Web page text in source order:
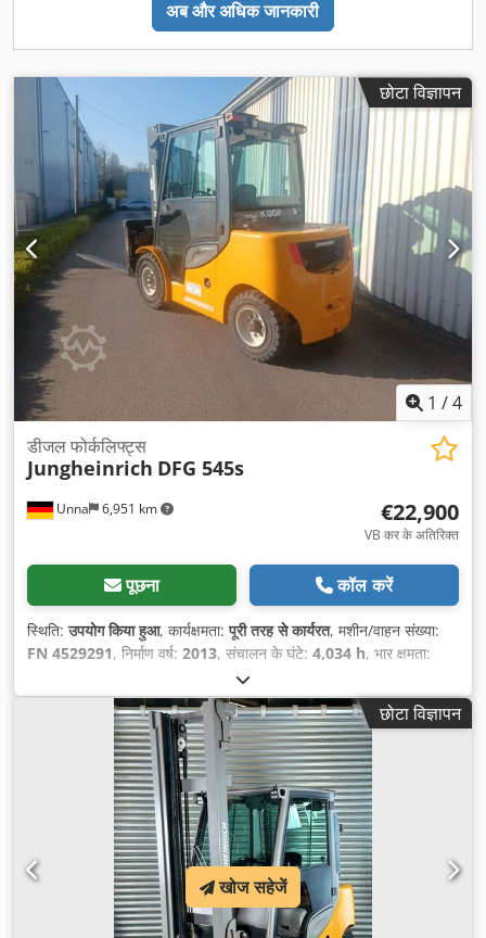
अब और अधिक जानकारी
छोटा विज्ञापन
1 /4
Unna 6,951 km
डीजल फोर्कलिफ्ट्स
Jungheinrich DFG 545s
€22,900
VB कर के अतिरिक्त
पूछना कॉल करें
स्थिति:उपयोग किया हुआ, कार्यक्षमता:पूरी तरह से कार्यरत, मशीन/वाहन संख्या:
FN 4529291, निर्माण वर्ष: 2013, संचालन के घंटे: 4,034 h, भार क्षमता:
5,270 मिमी
प्रकार:ट्रिप्लेक्स, फोर्क की लंबाई:1,500 मिमी, ड्राइव प्रकार:Diesel,
छोटा विज्ञापन
खोज सहेजें